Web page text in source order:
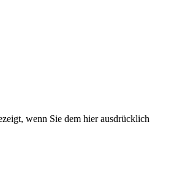
wenn Sie dem hier ausdrücklich